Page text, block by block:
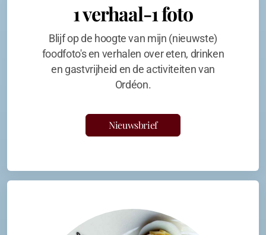
1 verhaal-1 foto
Blijf op de hoogte van mijn (nieuwste)
foodfoto's en verhalen over eten, drinken
en gastvrijheid en de activiteiten van
Ordéon.
Nieuwsbrief